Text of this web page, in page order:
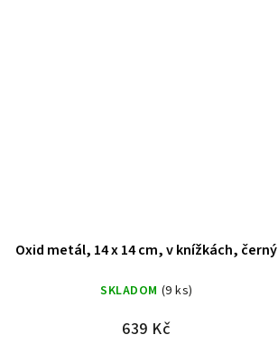
Oxid metál, 14 x 14 cm, v knížkách, černý
SKLADOM (9 ks)
639 Kč